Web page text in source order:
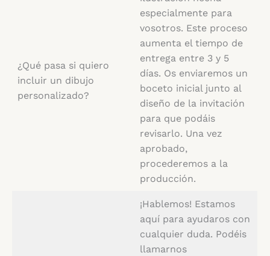
¿Qué pasa si quiero
incluir un dibujo
personalizado?
especialmente para
vosotros. Este proceso
aumenta el tiempo de
entrega entre 3 y 5
días. Os enviaremos un
boceto inicial junto al
diseño de la invitación
para que podáis
revisarlo. Una vez
aprobado,
procederemos a la
producción.
¡Hablemos! Estamos
aquí para ayudaros con
cualquier duda. Podéis
llamarnos